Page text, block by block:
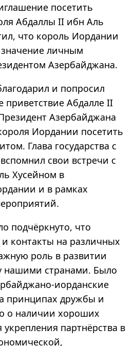
посетить
Абдаллы II ибн Аль
что король Иордании
личным
Азербайджана.
и попросил
приветствие Абдалле II
Азербайджана
Иордании посетить
Глава государства с
свои встречи с
Хусейном в
и в рамках
подчёркнуто, что
контакты на различных
роль в развитии
нашими странами. Было
иорданские
принципах дружбы и
о наличии хороших
партнёрства в